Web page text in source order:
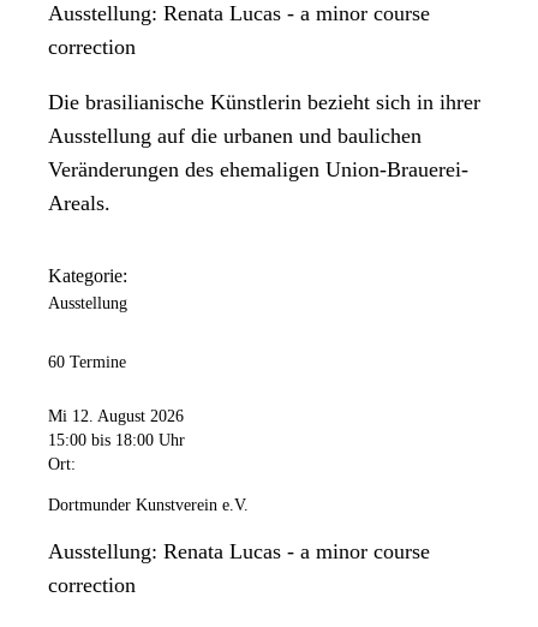
Ausstellung: Renata Lucas - a minor course
correction
Die brasilianische Künstlerin bezieht sich in ihrer
Ausstellung auf die urbanen und baulichen
Veränderungen des ehemaligen Union-Brauerei-
Areals.
Kategorie:
Ausstellung
60 Termine
Mi 12. August 2026
15:00 bis 18:00 Uhr
Ort:
Dortmunder Kunstverein e.V.
Ausstellung: Renata Lucas - a minor course
correction